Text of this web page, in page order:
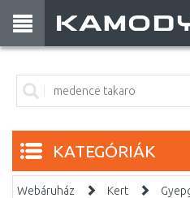
KATEGÓRIÁK
Webáruház Kert